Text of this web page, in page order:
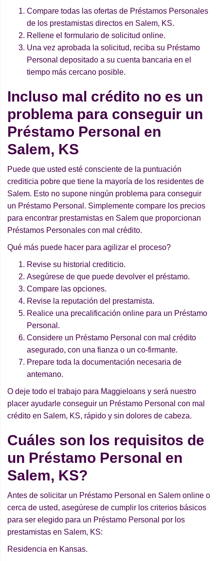
Compare todas las ofertas de Préstamos Personales
de los prestamistas directos en Salem, KS.
Rellene el formulario de solicitud online.
Una vez aprobada la solicitud, reciba su Préstamo
Personal depositado a su cuenta bancaria en el
tiempo más cercano posible.
Incluso mal crédito no es un
problema para conseguir un
Préstamo Personal en
Salem, KS
Puede que usted esté consciente de la puntuación
crediticia pobre que tiene la mayoría de los residentes de
Salem. Esto no supone ningún problema para conseguir
un Préstamo Personal. Simplemente compare los precios
para encontrar prestamistas en Salem que proporcionan
Préstamos Personales con mal crédito.
Qué más puede hacer para agilizar el proceso?
Revise su historial crediticio.
Asegúrese de que puede devolver el préstamo.
Compare las opciones.
Revise la reputación del prestamista.
Realice una precalificación online para un Préstamo
Personal.
Considere un Préstamo Personal con mal crédito
asegurado, con una fianza o un co-firmante.
Prepare toda la documentación necesaria de
antemano.
O deje todo el trabajo para Maggieloans y será nuestro
placer ayudarle conseguir un Préstamo Personal con mal
crédito en Salem, KS, rápido y sin dolores de cabeza.
Cuáles son los requisitos de
un Préstamo Personal en
Salem, KS?
Antes de solicitar un Préstamo Personal en Salem online o
cerca de usted, asegúrese de cumplir los criterios básicos
para ser elegido para un Préstamo Personal por los
prestamistas en Salem, KS:
Residencia en Kansas.